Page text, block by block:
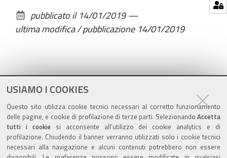
USIAMO I COOKIES
Questo sito utilizza cookie tecnici necessari al corretto funzionamento
delle pagine, e cookie di profilazione di terze parti. Selezionando Accetta
tutti i cookiesi acconsente all’utilizzo dei cookie analytics e di
profilazione. Chiudendo il banner verranno utilizzati solo i cookie tecnici
necessari alla navigazione e alcuni contenuti potrebbero non essere
documento
pubblicato il 14/01/2019—
ultima modifica / pubblicazione 14/01/2019
Azienda Ospedaliero-Universitaria